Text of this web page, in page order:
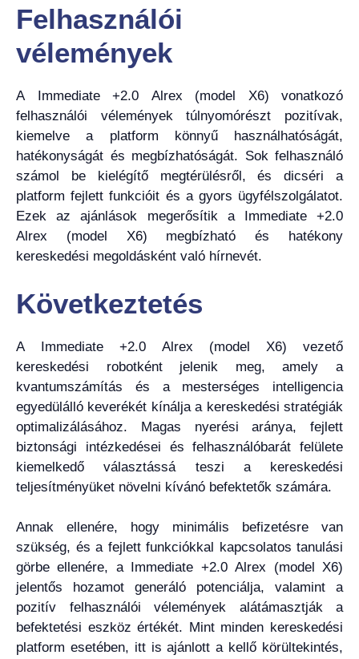
Felhasználói
vélemények
A Immediate +2.0 Alrex (model X6) vonatkozó
felhasználói vélemények túlnyomórészt pozitívak,
kiemelve a platform könnyű használhatóságát,
hatékonyságát és megbízhatóságát. Sok felhasználó
számol be kielégítő megtérülésről, és dicséri a
platform fejlett funkcióit és a gyors ügyfélszolgálatot.
Ezek az ajánlások megerősítik a Immediate +2.0
Alrex (model X6) megbízható és hatékony
kereskedési megoldásként való hírnevét.
Következtetés
A Immediate +2.0 Alrex (model X6) vezető
kereskedési robotként jelenik meg, amely a
kvantumszámítás és a mesterséges intelligencia
egyedülálló keverékét kínálja a kereskedési stratégiák
optimalizálásához. Magas nyerési aránya, fejlett
biztonsági intézkedései és felhasználóbarát felülete
kiemelkedő választássá teszi a kereskedési
teljesítményüket növelni kívánó befektetők számára.
Annak ellenére, hogy minimális befizetésre van
szükség, és a fejlett funkciókkal kapcsolatos tanulási
görbe ellenére, a Immediate +2.0 Alrex (model X6)
jelentős hozamot generáló potenciálja, valamint a
pozitív felhasználói vélemények alátámasztják a
befektetési eszköz értékét. Mint minden kereskedési
platform esetében, itt is ajánlott a kellő körültekintés,